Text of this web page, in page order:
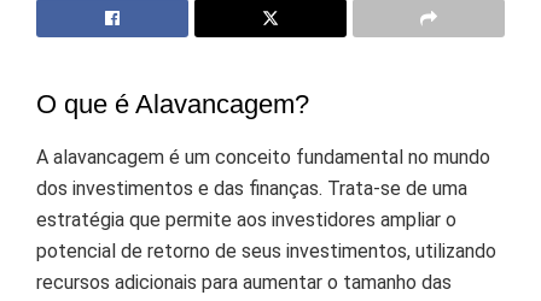
O que é Alavancagem?
A alavancagem é um conceito fundamental no mundo
dos investimentos e das finanças. Trata-se de uma
estratégia que permite aos investidores ampliar o
potencial de retorno de seus investimentos, utilizando
recursos adicionais para aumentar o tamanho das